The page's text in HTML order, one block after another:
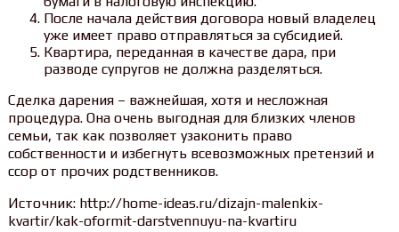
После начала действия договора новый владелец
уже имеет право отправляться за субсидией.
Квартира, переданная в качестве дара, при
разводе супругов не должна разделяться.
Сделка дарения – важнейшая, хотя и несложная
процедура. Она очень выгодная для близких членов
семьи, так как позволяет узаконить право
собственности и избегнуть всевозможных претензий и
ссор от прочих родственников.
Источник: http://home-ideas.ru/dizajn-malenkix-
kvartir/kak-oformit-darstvennuyu-na-kvartiru